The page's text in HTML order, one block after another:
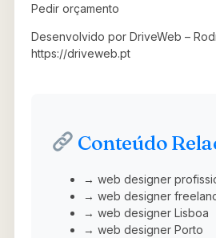
Pedir orçamento
Desenvolvido por DriveWeb –
https://driveweb.pt
Conteúdo
→ web designer
→ web designer
→ web designer Lisboa
→ web designer Porto